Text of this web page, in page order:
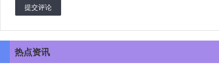
提交评论
热点资讯